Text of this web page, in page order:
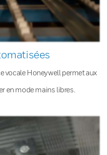
vocale Honeywell permet aux
en mode mains libres.